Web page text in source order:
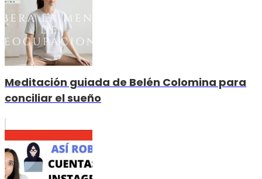
Meditación guiada de Belén Colomina para
conciliar el sueño